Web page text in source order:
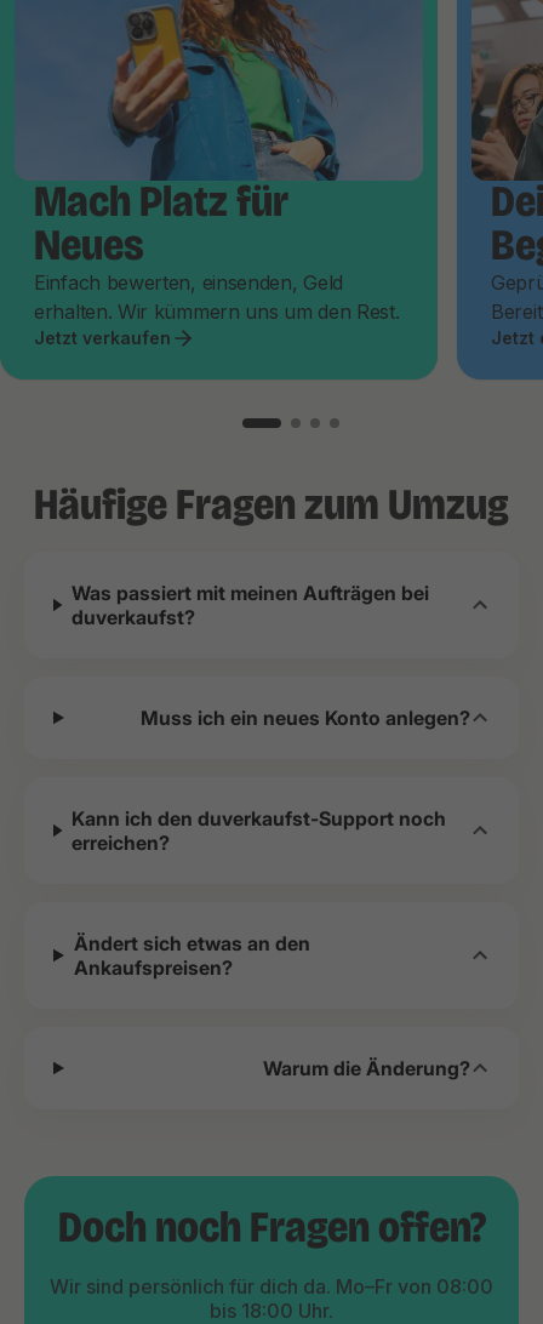
Mach Platz für
Neues
Einfach bewerten, einsenden, Geld
erhalten. Wir kümmern uns um den Rest.
Jetzt verkaufen Jetzt
Häufige Fragen zum Umzug
Was passiert mit meinen Aufträgen bei
duverkaufst?
Muss ich ein neues Konto anlegen?
Kann ich den duverkaufst-Support noch
erreichen?
Ändert sich etwas an den
Ankaufspreisen?
Warum die Änderung?
Doch noch Fragen offen?
Wir sind persönlich für dich da. Mo–Fr von 08:00
bis 18:00 Uhr.